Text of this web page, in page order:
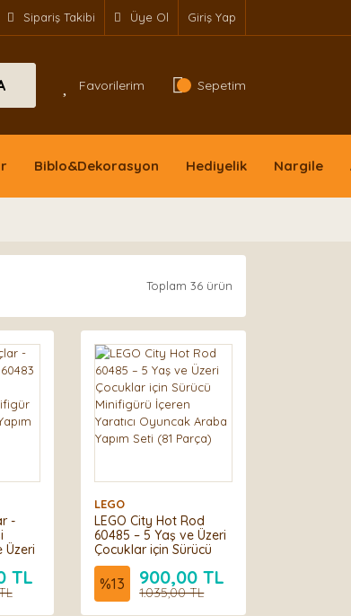
Sipariş Takibi Üye Ol Giriş Yap
Favorilerim Sepetim
Biblo&Dekorasyon Hediyelik Nargile
Toplam 36 ürün
-
Üzeri
TL
LEGO
LEGO City Hot Rod
60485 – 5 Yaş ve Üzeri
Çocuklar için Sürücü
Minifigürü İçeren
Yaratıcı Oyuncak
Araba Yapım Seti (81
Parça)
%13 900,00 TL
1.035,00 TL